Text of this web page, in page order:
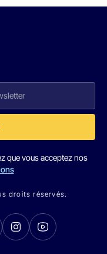
que vous acceptez nos
droits réservés.